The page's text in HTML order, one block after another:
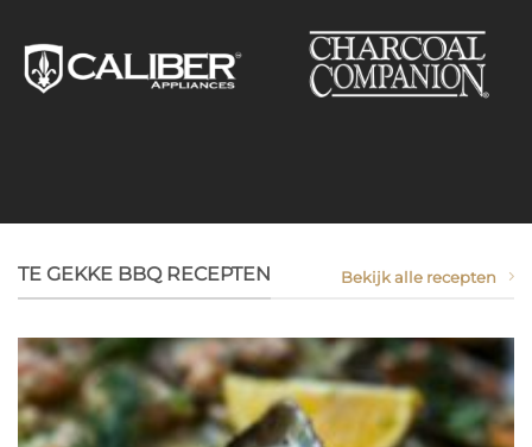
TE GEKKE BBQ RECEPTEN Bekijk alle recepten